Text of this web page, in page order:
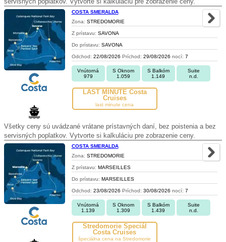
COSTA SMERALDA
Zona: STREDOMORIE
Z prístavu: SAVONA
Do prístavu: SAVONA
Odchod: 22/08/2026 Príchod: 29/08/2026 nocí: 7
Vnútorná
979
S Oknom
1.059
S Balkóm
1.149
Suite
n.d.
LAST MINUTE Costa
Cruises
last minute cena
Všetky ceny sú uvádzané vrátane prístavných daní, bez poistenia a bez
servisných poplatkov. Vytvorte si kalkuláciu pre zobrazenie ceny.
COSTA SMERALDA
Zona: STREDOMORIE
Z prístavu: MARSEILLES
Do prístavu: MARSEILLES
Odchod: 23/08/2026 Príchod: 30/08/2026 nocí: 7
Vnútorná
1.139
S Oknom
1.309
S Balkóm
1.439
Suite
n.d.
Stredomorie Špeciál
Costa Cruises
špeciálna cena na Stredomorie